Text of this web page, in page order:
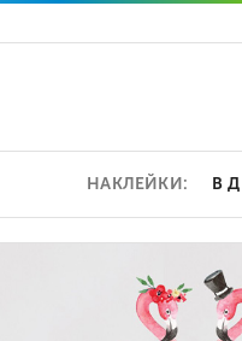
НАКЛЕЙКИ: В